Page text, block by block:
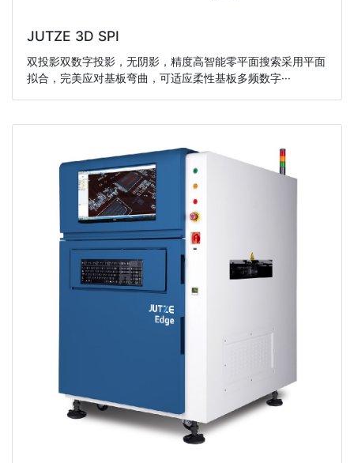
JUTZE 3D SPI
双投影双数字投影，无阴影，精度高智能零平面搜索采用平面
拟合，完美应对基板弯曲，可适应柔性基板多频数字···